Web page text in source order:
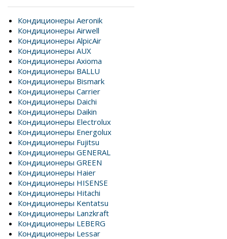
Кондиционеры Aeronik
Кондиционеры Airwell
Кондиционеры AlpicAir
Кондиционеры AUX
Кондиционеры Axioma
Кондиционеры BALLU
Кондиционеры Bismark
Кондиционеры Carrier
Кондиционеры Daichi
Кондиционеры Daikin
Кондиционеры Electrolux
Кондиционеры Energolux
Кондиционеры Fujitsu
Кондиционеры GENERAL
Кондиционеры GREEN
Кондиционеры Haier
Кондиционеры HISENSE
Кондиционеры Hitachi
Кондиционеры Kentatsu
Кондиционеры Lanzkraft
Кондиционеры LEBERG
Кондиционеры Lessar